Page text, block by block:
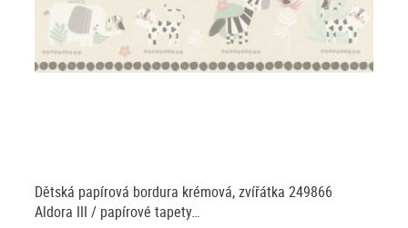
Dětská papírová bordura krémová, zvířátka 249866
Aldora III / papírové tapety…